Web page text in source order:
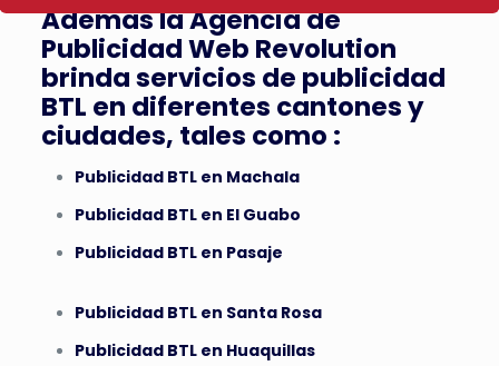
Ademas la Agencia de
Publicidad Web Revolution
brinda servicios de publicidad
BTL en diferentes cantones y
ciudades, tales como :
Publicidad BTL en Machala
Publicidad BTL en El Guabo
Publicidad BTL en Pasaje
Publicidad BTL en Santa Rosa
Publicidad BTL en Huaquillas